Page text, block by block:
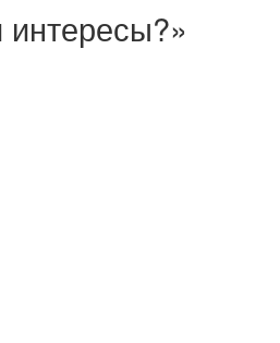
интересы?»